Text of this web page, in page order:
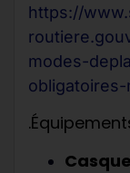
https://
modes-
obligatoires-